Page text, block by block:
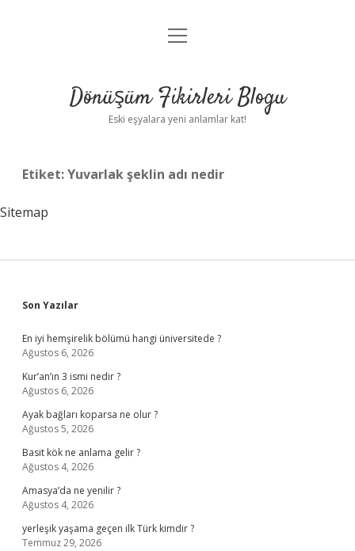
Anasayfa
Yasal Uyarı
menüyü
Dönüşüm Fikirleri Blogu
Eski eşyalara yeni anlamlar kat!
Etiket:Yuvarlak şeklin adı nedir
Sitemap
Sidebar
Son Yazılar
En iyi hemşirelik bölümü hangi üniversitede ?
Ağustos 6, 2026
Kur’an’ın 3 ismi nedir ?
Ağustos 6, 2026
Ayak bağları koparsa ne olur ?
Ağustos 5, 2026
Basit kök ne anlama gelir ?
Ağustos 4, 2026
Amasya’da ne yenilir ?
Ağustos 4, 2026
yerleşik yaşama geçen ilk Türk kimdir ?
Temmuz 29, 2026